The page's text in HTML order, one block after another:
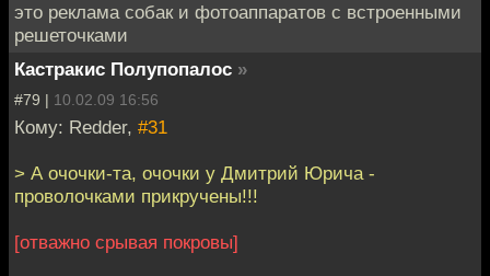
это реклама собак и фотоаппаратов с встроенными
решеточками
Кастракис Полупопалос »
#79 | 10.02.09 16:56
Кому: Redder, #31
> А очочки-та, очочки у Дмитрий Юрича -
проволочками прикручены!!!
[отважно срывая покровы]